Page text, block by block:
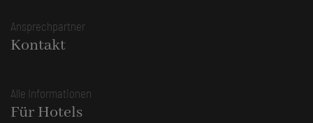
Ansprechpartner
Kontakt
Alle Informationen
Für Hotels